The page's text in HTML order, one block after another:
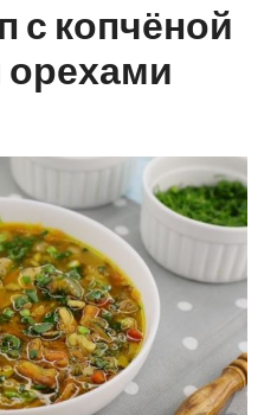
с копчёной
орехами